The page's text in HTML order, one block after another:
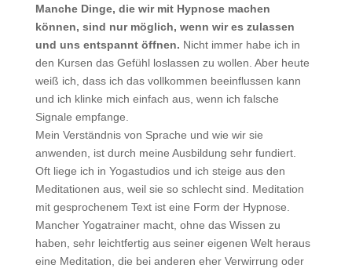
Manche Dinge, die wir mit Hypnose machen
können, sind nur möglich, wenn wir es zulassen
und uns entspannt öffnen. Nicht immer habe ich in
den Kursen das Gefühl loslassen zu wollen. Aber heute
weiß ich, dass ich das vollkommen beeinflussen kann
und ich klinke mich einfach aus, wenn ich falsche
Signale empfange.
Mein Verständnis von Sprache und wie wir sie
anwenden, ist durch meine Ausbildung sehr fundiert.
Oft liege ich in Yogastudios und ich steige aus den
Meditationen aus, weil sie so schlecht sind. Meditation
mit gesprochenem Text ist eine Form der Hypnose.
Mancher Yogatrainer macht, ohne das Wissen zu
haben, sehr leichtfertig aus seiner eigenen Welt heraus
eine Meditation, die bei anderen eher Verwirrung oder